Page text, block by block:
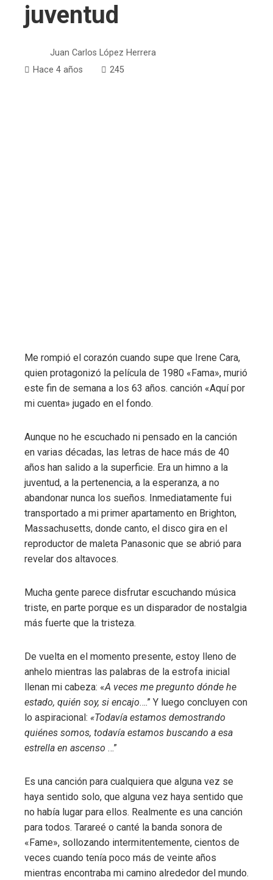
juventud
Juan Carlos López Herrera
Hace 4 años
245
Me rompió el corazón cuando supe que Irene Cara,
quien protagonizó la película de 1980 «Fama», murió
este fin de semana a los 63 años. canción «Aquí por
mi cuenta» jugado en el fondo.
Aunque no he escuchado ni pensado en la canción
en varias décadas, las letras de hace más de 40
años han salido a la superficie. Era un himno a la
juventud, a la pertenencia, a la esperanza, a no
abandonar nunca los sueños. Inmediatamente fui
transportado a mi primer apartamento en Brighton,
Massachusetts, donde canto, el disco gira en el
reproductor de maleta Panasonic que se abrió para
revelar dos altavoces.
Mucha gente parece disfrutar escuchando música
triste, en parte porque es un disparador de nostalgia
más fuerte que la tristeza.
De vuelta en el momento presente, estoy lleno de
anhelo mientras las palabras de la estrofa inicial
llenan mi cabeza: «A veces me pregunto dónde he
estado, quién soy, si encajo….” Y luego concluyen con
lo aspiracional: «Todavía estamos demostrando
quiénes somos, todavía estamos buscando a esa
estrella en ascenso …”
Es una canción para cualquiera que alguna vez se
haya sentido solo, que alguna vez haya sentido que
no había lugar para ellos. Realmente es una canción
para todos. Tarareé o canté la banda sonora de
«Fame», sollozando intermitentemente, cientos de
veces cuando tenía poco más de veinte años
mientras encontraba mi camino alrededor del mundo.